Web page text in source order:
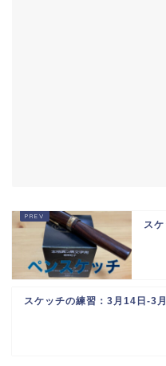
ス
スケッチの練習：3月14日-3